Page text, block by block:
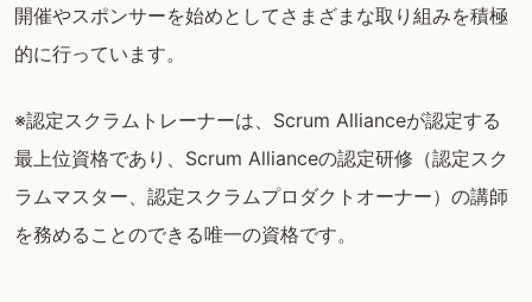
開催やスポンサーを始めとしてさまざまな取り組みを積極
的に行っています。
※認定スクラムトレーナーは、Scrum Allianceが認定する
最上位資格であり、Scrum Allianceの認定研修（認定スク
ラムマスター、認定スクラムプロダクトオーナー）の講師
を務めることのできる唯一の資格です。